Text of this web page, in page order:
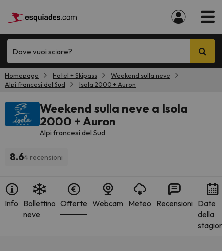
Dove vuoi sciare?
Homepage Hotel + Skipass
Weekend sulla neve
Alpi francesi del Sud
Isola 2000 + Auron
Weekend sulla neve a Isola
2000 + Auron
Alpi francesi del Sud
8.64 recensioni
Info Bollettino
neve
Offerte Webcam Meteo Recensioni Date
della